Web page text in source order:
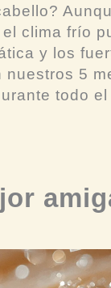
clima frío
y los
5
todo